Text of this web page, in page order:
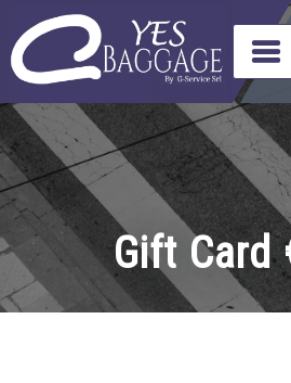
content
Yes Baggage
Il tuo bagaglio, a portata di
mondo
Gift Card